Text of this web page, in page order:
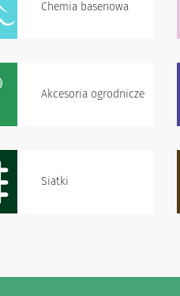
Chemia basenowa
Akcesoria ogrodnicze
Siatki